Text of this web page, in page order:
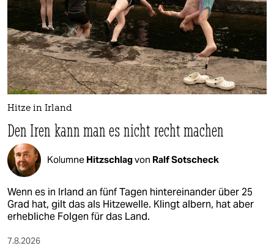
Hitze in Irland
Den Iren kann man es nicht recht machen
Kolumne Hitzschlagvon Ralf Sotscheck
Wenn es in Irland an fünf Tagen hintereinander über 25
Grad hat, gilt das als Hitzewelle. Klingt albern, hat aber
erhebliche Folgen für das Land.
7.8.2026